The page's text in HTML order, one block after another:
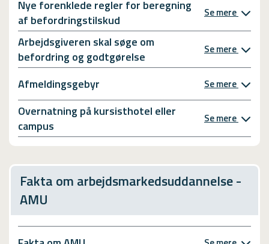
n
d
e
n
f
o
r
t
å
e
l
e
o
r
æ
r
k
t
ø
e
r
,
j
e
k
a
b
r
u
Nye forenklede regler for beregning
af befordringstilskud
Se mere
Arbejdsgiveren skal søge om
befordring og godtgørelse
Se mere
Afmeldingsgebyr Se mere
Overnatning på kursisthotel eller
campus
Se mere
Fakta om arbejdsmarkedsuddannelse -
AMU